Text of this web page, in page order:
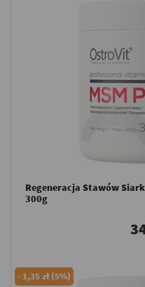
Regeneracja Stawów
300g
- 1,35 zł (5%)